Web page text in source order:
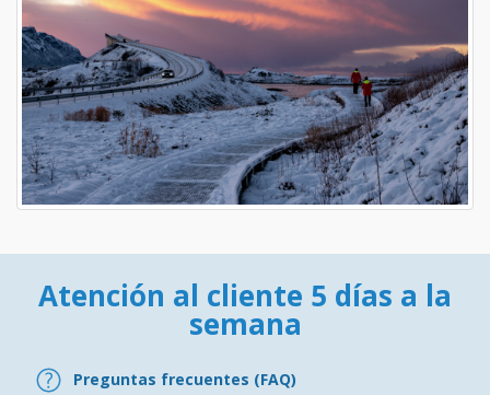
Atención al cliente 5 días a la
semana
Preguntas frecuentes (FAQ)